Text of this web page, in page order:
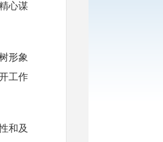
心谋
形象
工作
和及